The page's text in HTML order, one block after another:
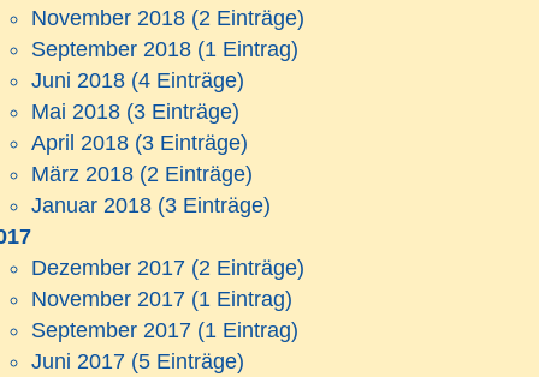
November 2018 (2 Einträge)
September 2018 (1 Eintrag)
Juni 2018 (4 Einträge)
Mai 2018 (3 Einträge)
April 2018 (3 Einträge)
März 2018 (2 Einträge)
Januar 2018 (3 Einträge)
Dezember 2017 (2 Einträge)
November 2017 (1 Eintrag)
September 2017 (1 Eintrag)
Juni 2017 (5 Einträge)